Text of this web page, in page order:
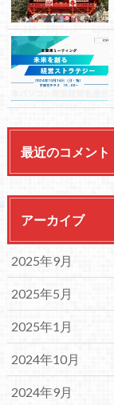
最近のコメント
アーカイブ
2025年9月
2025年5月
2025年1月
2024年10月
2024年9月